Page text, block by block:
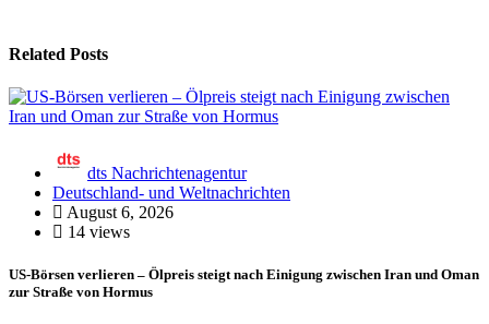
Related Posts
dts Nachrichtenagentur
Deutschland- und Weltnachrichten
August 6, 2026
14 views
US-Börsen verlieren – Ölpreis steigt nach Einigung zwischen Iran und Oman
zur Straße von Hormus